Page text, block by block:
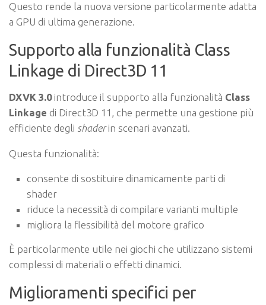
Questo rende la nuova versione particolarmente adatta
a GPU di ultima generazione.
Supporto alla funzionalità Class
Linkage di Direct3D 11
DXVK 3.0introduce il supporto alla funzionalità Class
Linkage di Direct3D 11, che permette una gestione più
efficiente degli shaderin scenari avanzati.
Questa funzionalità:
consente di sostituire dinamicamente parti di
shader
riduce la necessità di compilare varianti multiple
migliora la flessibilità del motore grafico
È particolarmente utile nei giochi che utilizzano sistemi
complessi di materiali o effetti dinamici.
Miglioramenti specifici per